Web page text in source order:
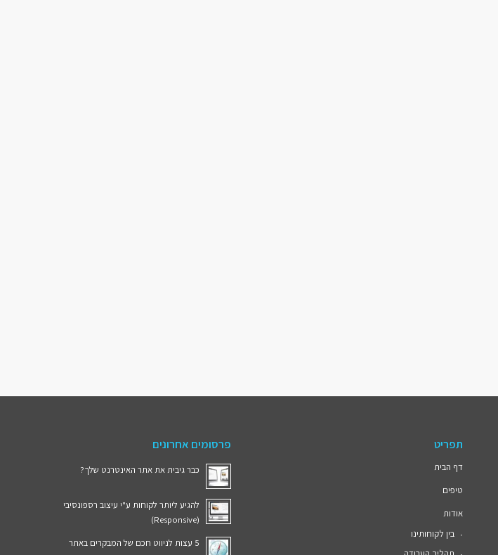
תפריט
דף הבית
טיפים
אודות
בין לקוחותינו
פרסומים אחרונים
כבר גיבית את אתר האינטרנט שלך?
להגיע ליותר לקוחות ע"י עיצוב רספונסיבי
(Responsive)
5 עצות לניווט חכם של המבקרים באתר